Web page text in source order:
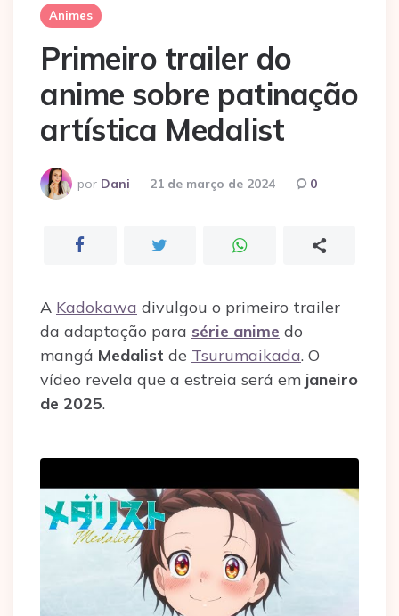
Animes
Primeiro trailer do
anime sobre patinação
artística Medalist
Postado
por
por Dani 21 de março de 2024 0
A Kadokawa divulgou o primeiro trailer
da adaptação para série anime do
mangá Medalist de Tsurumaikada. O
vídeo revela que a estreia será em janeiro
de 2025.